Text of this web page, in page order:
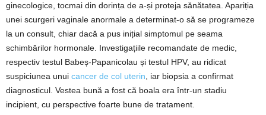
ginecologice, tocmai din dorința de a-și proteja sănătatea. Apariția
unei scurgeri vaginale anormale a determinat-o să se programeze
la un consult, chiar dacă a pus inițial simptomul pe seama
schimbărilor hormonale. Investigațiile recomandate de medic,
respectiv testul Babeș-Papanicolau și testul HPV, au ridicat
suspiciunea unui cancer de col uterin, iar biopsia a confirmat
diagnosticul. Vestea bună a fost că boala era într-un stadiu
incipient, cu perspective foarte bune de tratament.